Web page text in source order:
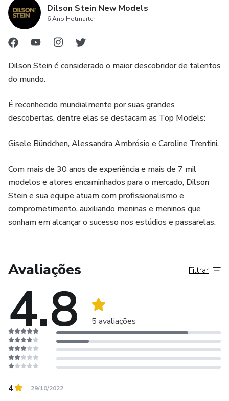
Dilson Stein New Models
6 Ano Hotmarter
Dilson Stein é considerado o maior descobridor de talentos
do mundo.
É reconhecido mundialmente por suas grandes
descobertas, dentre elas se destacam as Top Models:
Gisele Bündchen, Alessandra Ambrósio e Caroline Trentini.
Com mais de 30 anos de experiência e mais de 7 mil
modelos e atores encaminhados para o mercado, Dilson
Stein e sua equipe atuam com profissionalismo e
comprometimento, auxiliando meninas e meninos que
sonham em alcançar o sucesso nos estúdios e passarelas.
Avaliações
4.8 5 avaliações
Filtrar
4 29/10/2022